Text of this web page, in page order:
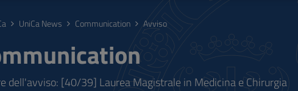
UniCa News Communication Avviso
dell'avviso: [40/39] Laurea Magistrale in Medicina e Chirurgia